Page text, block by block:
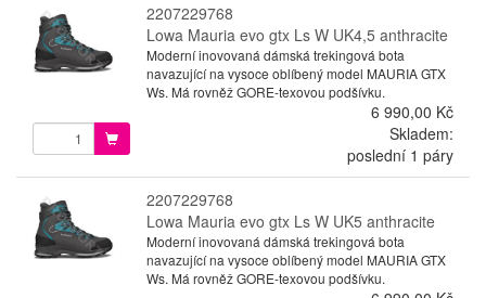
2207229768
Lowa Mauria evo gtx Ls W UK4,5 anthracite
Moderní inovovaná dámská trekingová bota
navazující na vysoce oblíbený model MAURIA GTX
Ws. Má rovněž GORE-texovou podšívku.
6 990,00 Kč
Skladem:
poslední 1 páry
2207229768
Lowa Mauria evo gtx Ls W UK5 anthracite
Moderní inovovaná dámská trekingová bota
navazující na vysoce oblíbený model MAURIA GTX
Ws. Má rovněž GORE-texovou podšívku.